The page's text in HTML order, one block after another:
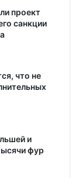
проект
санкции
что не
и
фур